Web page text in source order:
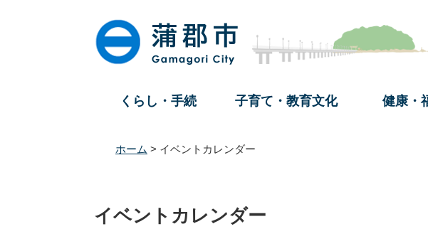
くらし・手続 子育て・教育文化 健康・
ホーム > イベントカレンダー
文
イベントカレンダー